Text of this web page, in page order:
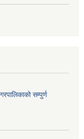
सम्पुर्ण